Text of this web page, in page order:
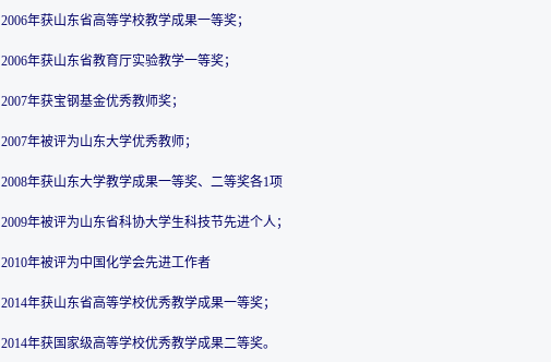
2006年获山东省高等学校教学成果一等奖；
2006年获山东省教育厅实验教学一等奖；
2007年获宝钢基金优秀教师奖；
2007年被评为山东大学优秀教师；
2008年获山东大学教学成果一等奖、二等奖各1项
2009年被评为山东省科协大学生科技节先进个人；
2010年被评为中国化学会先进工作者
2014年获山东省高等学校优秀教学成果一等奖；
2014年获国家级高等学校优秀教学成果二等奖。